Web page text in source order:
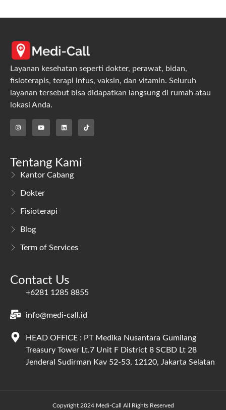
Layanan kesehatan seperti dokter, perawat, bidan,
fisioterapis, terapi infus, vaksin, dan vitamin. Seluruh
layanan tersebut bisa didapatkan langsung di rumah atau
lokasi Anda.
Tentang Kami
Kantor Cabang
Dokter
Fisioterapi
Blog
Term of Services
Contact Us
+6281 1285 8855
info@medi-call.id
HEAD OFFICE : PT Medika Nusantara Gumilang
Treasury Tower Lt.7 Unit F District 8 SCBD Lt 28
Jenderal Sudirman Kav 52-53, 12120, Jakarta Selatan
Copyright 2024 Medi-Call All Rights Reserved